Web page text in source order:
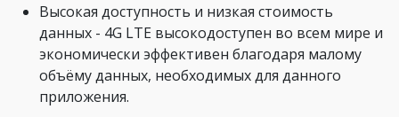
Высокая доступность и низкая стоимость
данных - 4G LTE высокодоступен во всем мире и
экономически эффективен благодаря малому
объёму данных, необходимых для данного
приложения.